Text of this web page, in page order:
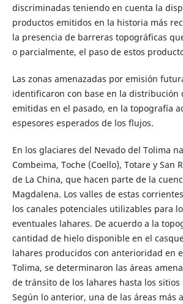
discriminadas teniendo en cuenta la
productos emitidos en la historia más
la presencia de barreras topográficas
o parcialmente, el paso de estos
Las zonas amenazadas por emisión
identificaron con base en la distribución
emitidas en el pasado, en la topografía
espesores esperados de los flujos.
En los glaciares del Nevado del Tolima
Combeima, Toche (Coello), Totare y San
de La China, que hacen parte de la
Magdalena. Los valles de estas
los canales potenciales utilizables para
eventuales lahares. De acuerdo a la
cantidad de hielo disponible en el
lahares producidos con anterioridad en
Tolima, se determinaron las áreas
de tránsito de los lahares hasta los sitios
Según lo anterior, una de las áreas más